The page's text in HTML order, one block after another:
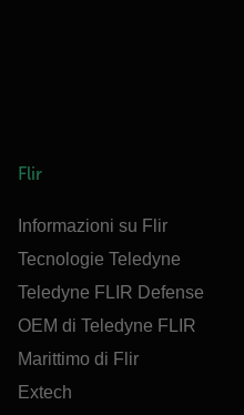
Flir
Informazioni su Flir
Tecnologie Teledyne
Teledyne FLIR Defense
OEM di Teledyne FLIR
Marittimo di Flir
Extech